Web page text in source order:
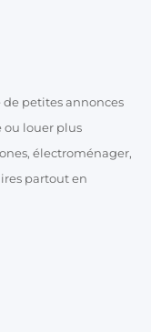
petites annonces
ou louer plus
électroménager,
partout en